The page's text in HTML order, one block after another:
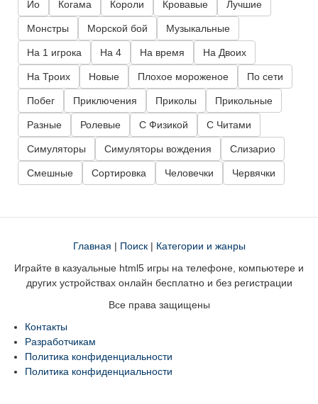
Ио Когама Короли Кровавые Лучшие
Монстры Морской бой Музыкальные
На 1 игрока На 4 На время На Двоих
На Троих Новые Плохое мороженое По сети
Побег Приключения Приколы Прикольные
Разные Ролевые С Физикой С Читами
Симуляторы Симуляторы вождения Слизарио
Смешные Сортировка Человечки Червячки
Главная | Поиск| Категории и жанры
Играйте в казуальные html5 игры на телефоне, компьютере и
других устройствах онлайн бесплатно и без регистрации
Все права защищены
Контакты
Разработчикам
Политика конфиденциальности
Политика конфиденциальности